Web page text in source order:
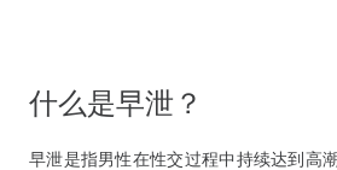
什么是早泄？
早泄是指男性在性交过程中持续达到高